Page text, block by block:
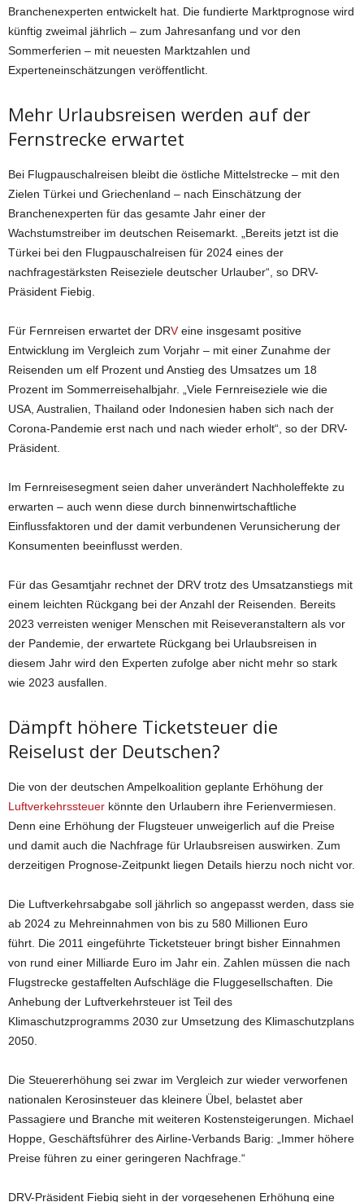
Branchenexperten entwickelt hat. Die fundierte Marktprognose wird
künftig zweimal jährlich – zum Jahresanfang und vor den
Sommerferien – mit neuesten Marktzahlen und
Experteneinschätzungen veröffentlicht.
Mehr Urlaubsreisen werden auf der
Fernstrecke erwartet
Bei Flugpauschalreisen bleibt die östliche Mittelstrecke – mit den
Zielen Türkei und Griechenland – nach Einschätzung der
Branchenexperten für das gesamte Jahr einer der
Wachstumstreiber im deutschen Reisemarkt. „Bereits jetzt ist die
Türkei bei den Flugpauschalreisen für 2024 eines der
nachfragestärksten Reiseziele deutscher Urlauber“, so DRV-
Präsident Fiebig.
Für Fernreisen erwartet der DRV eine insgesamt positive
Entwicklung im Vergleich zum Vorjahr – mit einer Zunahme der
Reisenden um elf Prozent und Anstieg des Umsatzes um 18
Prozent im Sommerreisehalbjahr. „Viele Fernreiseziele wie die
USA, Australien, Thailand oder Indonesien haben sich nach der
Corona-Pandemie erst nach und nach wieder erholt“, so der DRV-
Präsident.
Im Fernreisesegment seien daher unverändert Nachholeffekte zu
erwarten – auch wenn diese durch binnenwirtschaftliche
Einflussfaktoren und der damit verbundenen Verunsicherung der
Konsumenten beeinflusst werden.
Für das Gesamtjahr rechnet der DRV trotz des Umsatzanstiegs mit
einem leichten Rückgang bei der Anzahl der Reisenden. Bereits
2023 verreisten weniger Menschen mit Reiseveranstaltern als vor
der Pandemie, der erwartete Rückgang bei Urlaubsreisen in
diesem Jahr wird den Experten zufolge aber nicht mehr so stark
wie 2023 ausfallen.
Dämpft höhere Ticketsteuer die
Reiselust der Deutschen?
Die von der deutschen Ampelkoalition geplante Erhöhung der
Luftverkehrssteuer könnte den Urlaubern ihre Ferienvermiesen.
Denn eine Erhöhung der Flugsteuer unweigerlich auf die Preise
und damit auch die Nachfrage für Urlaubsreisen auswirken. Zum
derzeitigen Prognose-Zeitpunkt liegen Details hierzu noch nicht vor.
Die Luftverkehrsabgabe soll jährlich so angepasst werden, dass sie
ab 2024 zu Mehreinnahmen von bis zu 580 Millionen Euro
führt. Die 2011 eingeführte Ticketsteuer bringt bisher Einnahmen
von rund einer Milliarde Euro im Jahr ein. Zahlen müssen die nach
Flugstrecke gestaffelten Aufschläge die Fluggesellschaften. Die
Anhebung der Luftverkehrsteuer ist Teil des
Klimaschutzprogramms 2030 zur Umsetzung des Klimaschutzplans
2050.
Die Steuererhöhung sei zwar im Vergleich zur wieder verworfenen
nationalen Kerosinsteuer das kleinere Übel, belastet aber
Passagiere und Branche mit weiteren Kostensteigerungen. Michael
Hoppe, Geschäftsführer des Airline-Verbands Barig: „Immer höhere
Preise führen zu einer geringeren Nachfrage.“
DRV-Präsident Fiebig sieht in der vorgesehenen Erhöhung eine